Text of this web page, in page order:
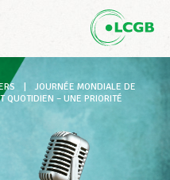
JOURNÉE MONDIALE DE
QUOTIDIEN – UNE PRIORITÉ